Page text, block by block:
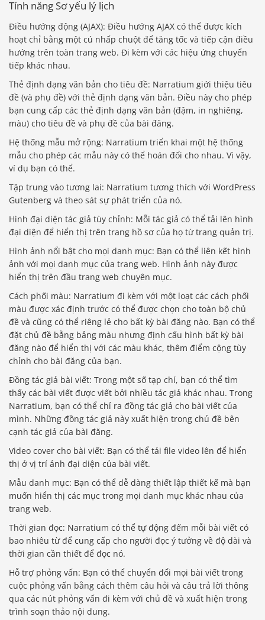
Tính năng Sơ yếu lý lịch
Điều hướng động (AJAX): Điều hướng AJAX có thể được kích
hoạt chỉ bằng một cú nhấp chuột để tăng tốc và tiếp cận điều
hướng trên toàn trang web. Đi kèm với các hiệu ứng chuyển
tiếp khác nhau.
Thẻ định dạng văn bản cho tiêu đề: Narratium giới thiệu tiêu
đề (và phụ đề) với thẻ định dạng văn bản. Điều này cho phép
bạn cung cấp các thẻ định dạng văn bản (đậm, in nghiêng,
màu) cho tiêu đề và phụ đề của bài đăng.
Hệ thống mẫu mở rộng: Narratium triển khai một hệ thống
mẫu cho phép các mẫu này có thể hoán đổi cho nhau. Vì vậy,
ví dụ bạn có thể.
Tập trung vào tương lai: Narratium tương thích với WordPress
Gutenberg và theo sát sự phát triển của nó.
Hình đại diện tác giả tùy chỉnh: Mỗi tác giả có thể tải lên hình
đại diện để hiển thị trên trang hồ sơ của họ từ trang quản trị.
Hình ảnh nổi bật cho mọi danh mục: Bạn có thể liên kết hình
ảnh với mọi danh mục của trang web. Hình ảnh này được
hiển thị trên đầu trang web chuyên mục.
Cách phối màu: Narratium đi kèm với một loạt các cách phối
màu được xác định trước có thể được chọn cho toàn bộ chủ
đề và cũng có thể riêng lẻ cho bất kỳ bài đăng nào. Bạn có thể
đặt chủ đề bằng bảng màu nhưng định cấu hình bất kỳ bài
đăng nào để hiển thị với các màu khác, thêm điểm cộng tùy
chỉnh cho bài đăng của bạn.
Đồng tác giả bài viết: Trong một số tạp chí, bạn có thể tìm
thấy các bài viết được viết bởi nhiều tác giả khác nhau. Trong
Narratium, bạn có thể chỉ ra đồng tác giả cho bài viết của
mình. Những đồng tác giả này xuất hiện trong chủ đề bên
cạnh tác giả của bài đăng.
Video cover cho bài viết: Bạn có thể tải file video lên để hiển
thị ở vị trí ảnh đại diện của bài viết.
Mẫu danh mục: Bạn có thể dễ dàng thiết lập thiết kế mà bạn
muốn hiển thị các mục trong mọi danh mục khác nhau của
trang web.
Thời gian đọc: Narratium có thể tự động đếm mỗi bài viết có
bao nhiêu từ để cung cấp cho người đọc ý tưởng về độ dài và
thời gian cần thiết để đọc nó.
Hỗ trợ phỏng vấn: Bạn có thể chuyển đổi mọi bài viết trong
cuộc phỏng vấn bằng cách thêm câu hỏi và câu trả lời thông
qua các nút phỏng vấn đi kèm với chủ đề và xuất hiện trong
trình soạn thảo nội dung.